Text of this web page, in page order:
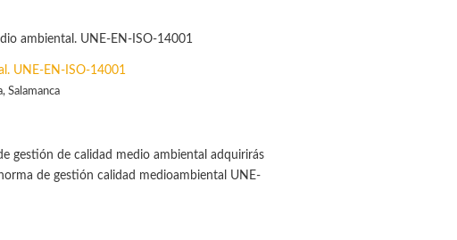
UNE-EN-ISO-14001
Salamanca
gestión de calidad medio ambiental adquirirás
de gestión calidad medioambiental UNE-